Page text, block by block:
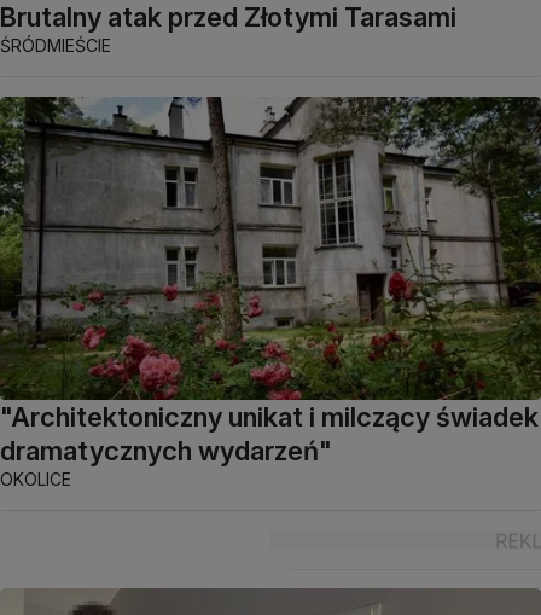
Brutalny atak przed Złotymi Tarasami
ŚRÓDMIEŚCIE
"Architektoniczny unikat i milczący świadek
dramatycznych wydarzeń"
OKOLICE